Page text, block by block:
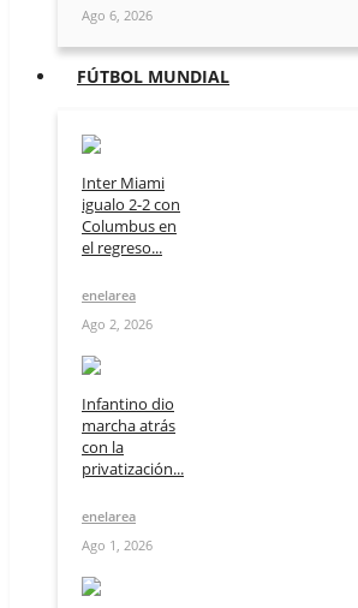
Ago 6, 2026
FÚTBOL MUNDIAL
Inter Miami
igualo 2-2 con
Columbus en
el regreso...
enelarea
Ago 2, 2026
Infantino dio
marcha atrás
con la
privatización...
enelarea
Ago 1, 2026